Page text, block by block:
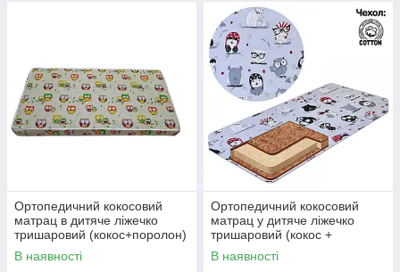
Ортопедичний кокосовий
матрац в дитяче ліжечко
тришаровий (кокос+поролон)
120х60х7 см
В наявності
Ортопедичний кокосовий
матрац у дитяче ліжечко
тришаровий (кокос +
поролон) 120х60х7 см
В наявності